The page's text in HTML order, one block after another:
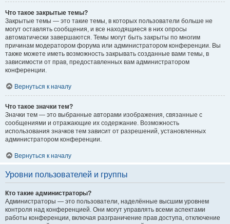
Что такое закрытые темы?
Закрытые темы — это такие темы, в которых пользователи больше не
могут оставлять сообщения, и все находящиеся в них опросы
автоматически завершаются. Темы могут быть закрыты по многим
причинам модератором форума или администратором конференции. Вы
также можете иметь возможность закрывать созданные вами темы, в
зависимости от прав, предоставленных вам администратором
конференции.
Вернуться к началу
Что такое значки тем?
Значки тем — это выбранные авторами изображения, связанные с
сообщениями и отражающие их содержание. Возможность
использования значков тем зависит от разрешений, установленных
администратором конференции.
Вернуться к началу
Уровни пользователей и группы
Кто такие администраторы?
Администраторы — это пользователи, наделённые высшим уровнем
контроля над конференцией. Они могут управлять всеми аспектами
работы конференции, включая разграничение прав доступа, отключение